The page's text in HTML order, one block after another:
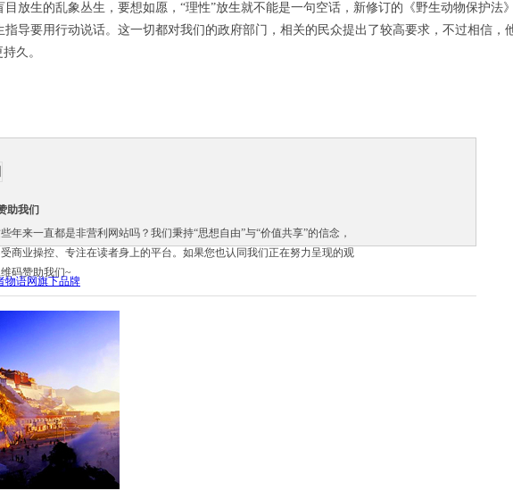
生的乱象丛生，要想如愿，“理性”放生就不能是一句空话，新修订的《野生动物保护法
指导要用行动说话。这一切都对我们的政府部门，相关的民众提出了较高要求，不过相信
久。
助我们
年来一直都是非营利网站吗？我们秉持“思想自由”与“价值共享”的信念，
商业操控、专注在读者身上的平台。如果您也认同我们正在努力呈现的观
码赞助我们~
物语网旗下品牌